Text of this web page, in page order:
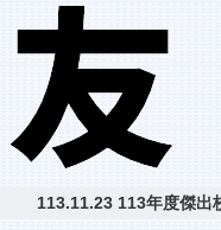
113.11.23 113年度傑出